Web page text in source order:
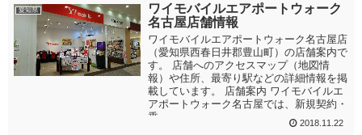
愛知県
ワイモバイルエアポートウォーク
名古屋店舗情報
ワイモバイルエアポートウォーク名古屋店
（愛知県西春日井郡豊山町）の店舗案内で
す。 店舗へのアクセスマップ（地図情
報）や住所、最寄り駅などの詳細情報を掲
載しています。 店舗案内 ワイモバイルエ
アポートウォーク名古屋では、新規契約・
乗...
2018.11.22